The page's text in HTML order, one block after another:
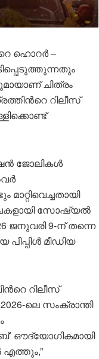
ഹൊറർ –
ചിത്രം
റിലീസ്
ജോലികൾ
സോഷ്യൽ
ജനുവരി 9-ന് തന്നെ
മീഡിയ
റിലീസ്
ലെ സംക്രാന്തി
ഔദ്യോഗികമായി
എത്തും,”